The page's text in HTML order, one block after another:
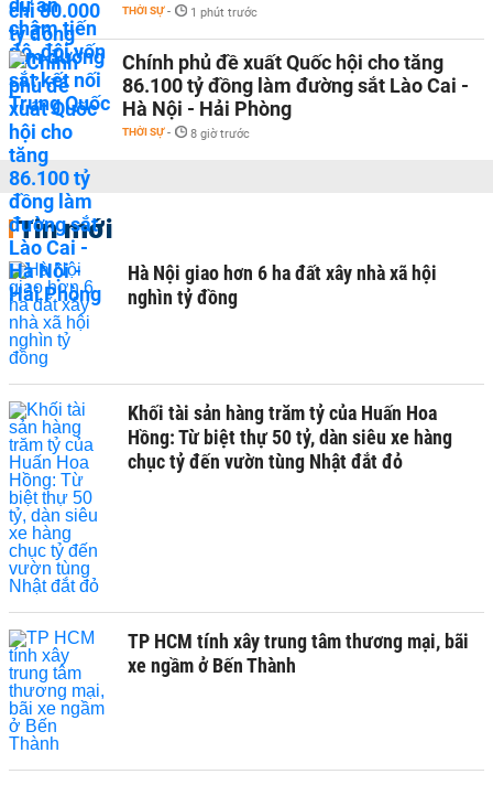
THỜI SỰ - 1 phút trước
Chính phủ đề xuất Quốc hội cho tăng
86.100 tỷ đồng làm đường sắt Lào Cai -
Hà Nội - Hải Phòng
THỜI SỰ - 8 giờ trước
Tin mới
Hà Nội giao hơn 6 ha đất xây nhà xã hội
nghìn tỷ đồng
Khối tài sản hàng trăm tỷ của Huấn Hoa
Hồng: Từ biệt thự 50 tỷ, dàn siêu xe hàng
chục tỷ đến vườn tùng Nhật đắt đỏ
TP HCM tính xây trung tâm thương mại, bãi
xe ngầm ở Bến Thành